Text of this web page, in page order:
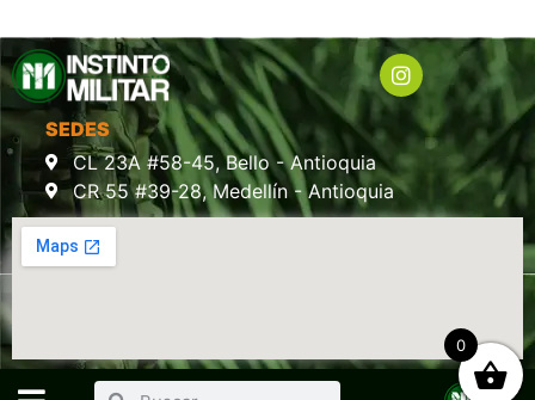
SEDES
CL 23A #58-45, Bello - Antioquia
CR 55 #39-28, Medellín - Antioquia
0